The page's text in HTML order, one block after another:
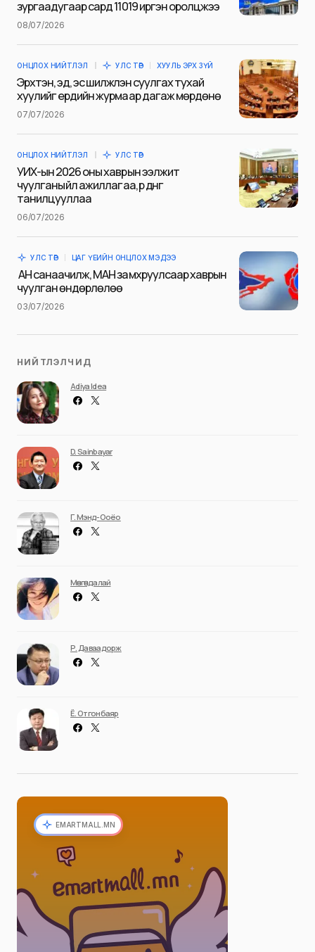
Сэтгэгдэл*
Name
time I comment.
Илгээх
зургаадугаар сард 11019 иргэн оролцжээ
08/07/2026
ОНЦЛОХ НИЙТЛЭЛ УЛС ТӨР ХУУЛЬ ЭРХ ЗҮЙ
Эрхтэн, эд, эс шилжүүлэн суулгах тухай
хуулийг ердийн журмаар дагаж мөрдөнө
07/07/2026
ОНЦЛОХ НИЙТЛЭЛ УЛС ТӨР
УИХ-ын 2026 оны хаврын ээлжит
чуулганы үйл ажиллагаа, үр дүнг
танилцууллаа
06/07/2026
УЛС ТӨР ЦАГ ҮЕИЙН ОНЦЛОХ МЭДЭЭ
АН санаачилж, МАН замхруулсаар хаврын
чуулган өндөрлөлөө
03/07/2026
НИЙТЛЭЛЧИД
Adiya Idea
D. Sainbayar
Г. Мэнд-Ооёо
Мөнгөндалай
Р. Даваадорж
Ё. Отгонбаяр
EMARTMALL.MN